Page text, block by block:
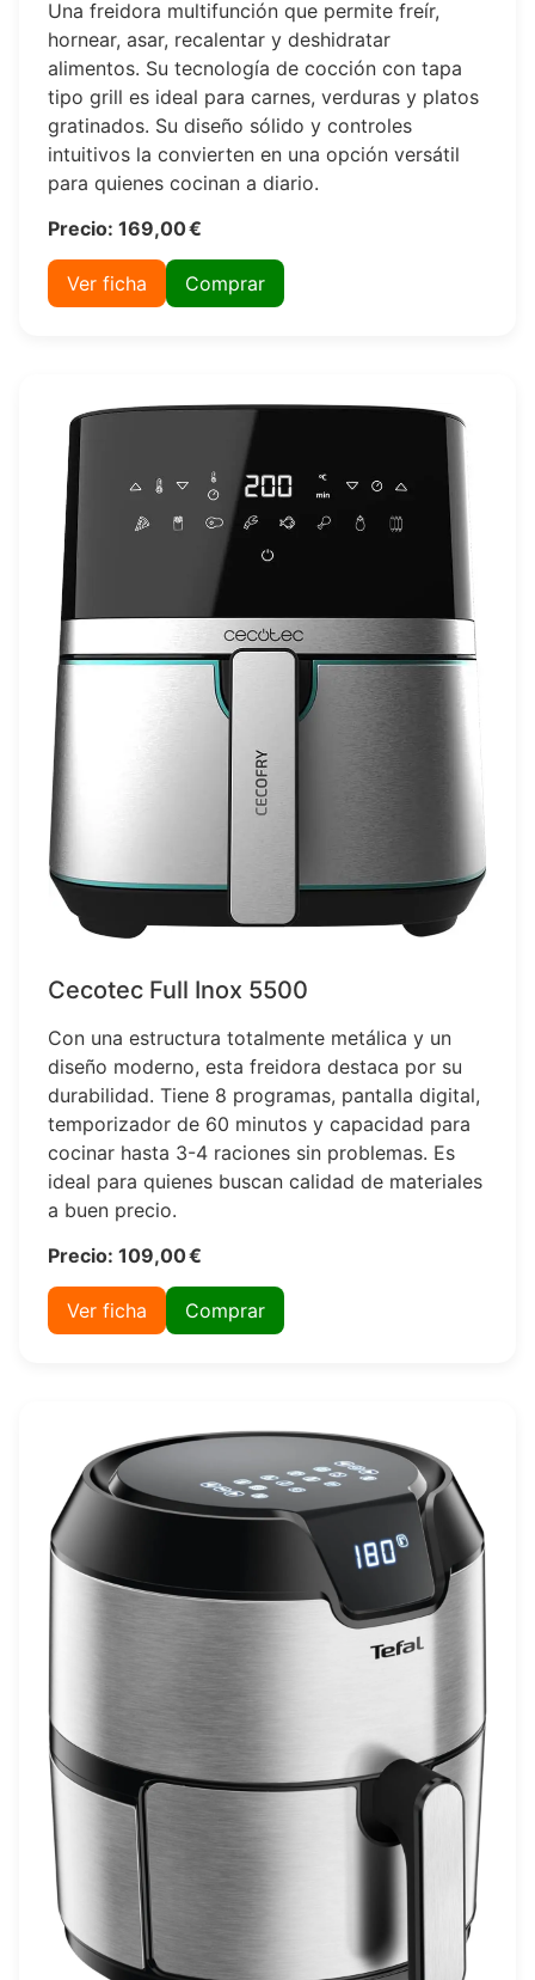
Una freidora multifunción que permite freír,
hornear, asar, recalentar y deshidratar
alimentos. Su tecnología de cocción con tapa
tipo grill es ideal para carnes, verduras y platos
gratinados. Su diseño sólido y controles
intuitivos la convierten en una opción versátil
para quienes cocinan a diario.
Precio: 169,00 €
Ver ficha Comprar
Cecotec Full Inox 5500
Con una estructura totalmente metálica y un
diseño moderno, esta freidora destaca por su
durabilidad. Tiene 8 programas, pantalla digital,
temporizador de 60 minutos y capacidad para
cocinar hasta 3-4 raciones sin problemas. Es
ideal para quienes buscan calidad de materiales
a buen precio.
Precio: 109,00 €
Ver ficha Comprar